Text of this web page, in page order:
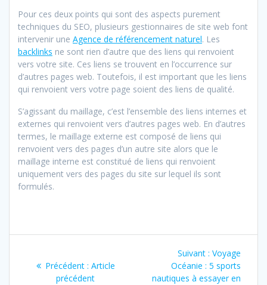
Pour ces deux points qui sont des aspects purement
techniques du SEO, plusieurs gestionnaires de site web font
intervenir une Agence de référencement naturel. Les
backlinks ne sont rien d’autre que des liens qui renvoient
vers votre site. Ces liens se trouvent en l’occurrence sur
d’autres pages web. Toutefois, il est important que les liens
qui renvoient vers votre page soient des liens de qualité.
S’agissant du maillage, c’est l’ensemble des liens internes et
externes qui renvoient vers d’autres pages web. En d’autres
termes, le maillage externe est composé de liens qui
renvoient vers des pages d’un autre site alors que le
maillage interne est constitué de liens qui renvoient
uniquement vers des pages du site sur lequel ils sont
formulés.
Précédent : Article
précédent
Article
précédent
Suivant : Article
suivant
:
Voyage
Océanie : 5 sports
nautiques à essayer en